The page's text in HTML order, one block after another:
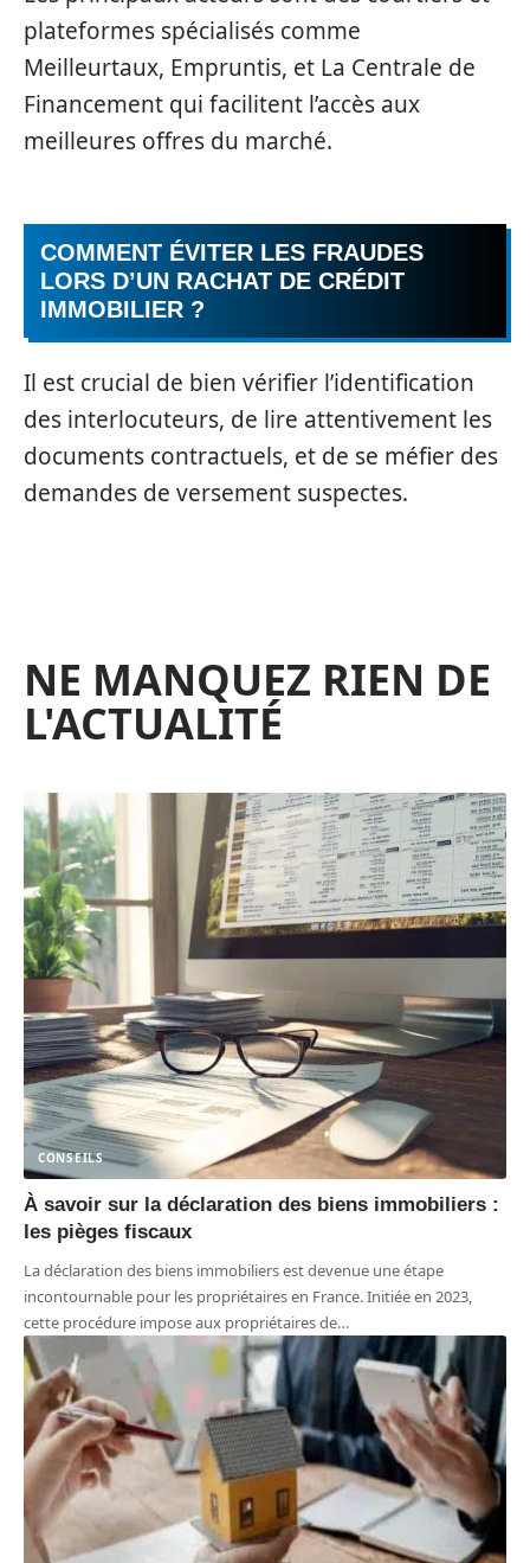
plateformes spécialisés comme
Meilleurtaux, Empruntis, et La Centrale de
Financement qui facilitent l’accès aux
meilleures offres du marché.
COMMENT ÉVITER LES FRAUDES
LORS D’UN RACHAT DE CRÉDIT
IMMOBILIER ?
Il est crucial de bien vérifier l’identification
des interlocuteurs, de lire attentivement les
documents contractuels, et de se méfier des
demandes de versement suspectes.
NE MANQUEZ RIEN DE
L'ACTUALITÉ
CONSEILS
À savoir sur la déclaration des biens immobiliers :
les pièges fiscaux
La déclaration des biens immobiliers est devenue une étape
incontournable pour les propriétaires en France. Initiée en 2023,
cette procédure impose aux propriétaires de…